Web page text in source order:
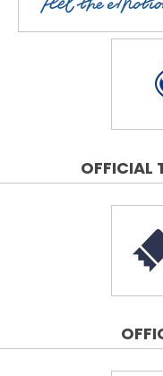
OFFICIAL